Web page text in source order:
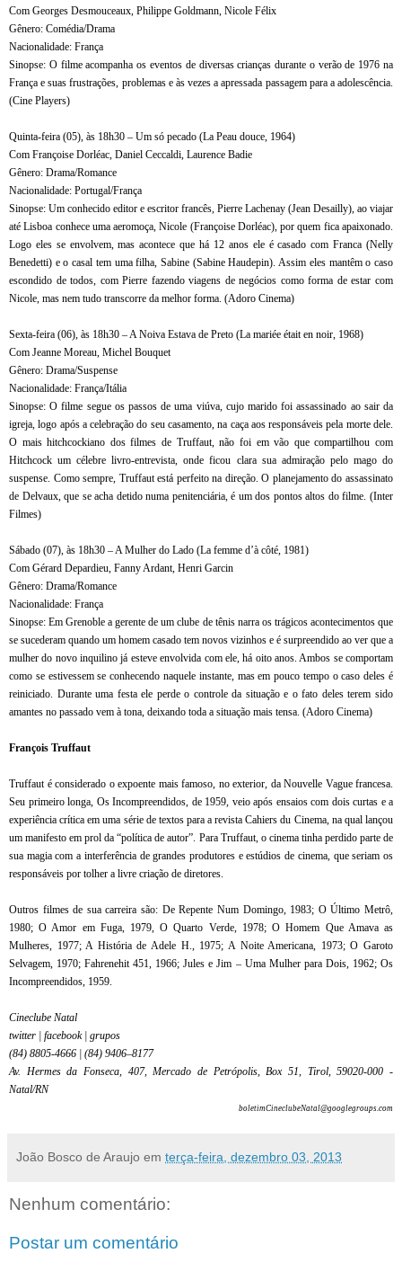
Com Georges Desmouceaux, Philippe Goldmann, Nicole Félix
Gênero: Comédia/Drama
Nacionalidade: França
Sinopse: O filme acompanha os eventos de diversas crianças durante o verão de 1976 na
França e suas frustrações, problemas e às vezes a apressada passagem para a adolescência.
(Cine Players)
Quinta-feira (05), às 18h30 – Um só pecado (La Peau douce, 1964)
Com Françoise Dorléac, Daniel Ceccaldi, Laurence Badie
Gênero: Drama/Romance
Nacionalidade: Portugal/França
Sinopse: Um conhecido editor e escritor francês, Pierre Lachenay (Jean Desailly), ao viajar
até Lisboa conhece uma aeromoça, Nicole (Françoise Dorléac), por quem fica apaixonado.
Logo eles se envolvem, mas acontece que há 12 anos ele é casado com Franca (Nelly
Benedetti) e o casal tem uma filha, Sabine (Sabine Haudepin). Assim eles mantêm o caso
escondido de todos, com Pierre fazendo viagens de negócios como forma de estar com
Nicole, mas nem tudo transcorre da melhor forma. (Adoro Cinema)
Sexta-feira (06), às 18h30 – A Noiva Estava de Preto (La mariée était en noir, 1968)
Com Jeanne Moreau, Michel Bouquet
Gênero: Drama/Suspense
Nacionalidade: França/Itália
Sinopse: O filme segue os passos de uma viúva, cujo marido foi assassinado ao sair da
igreja, logo após a celebração do seu casamento, na caça aos responsáveis pela morte dele.
O mais hitchcockiano dos filmes de Truffaut, não foi em vão que compartilhou com
Hitchcock um célebre livro-entrevista, onde ficou clara sua admiração pelo mago do
suspense. Como sempre, Truffaut está perfeito na direção. O planejamento do assassinato
de Delvaux, que se acha detido numa penitenciária, é um dos pontos altos do filme. (Inter
Filmes)
Sábado (07), às 18h30 – A Mulher do Lado (La femme d’à côté, 1981)
Com Gérard Depardieu, Fanny Ardant, Henri Garcin
Gênero: Drama/Romance
Nacionalidade: França
Sinopse: Em Grenoble a gerente de um clube de tênis narra os trágicos acontecimentos que
se sucederam quando um homem casado tem novos vizinhos e é surpreendido ao ver que a
mulher do novo inquilino já esteve envolvida com ele, há oito anos. Ambos se comportam
como se estivessem se conhecendo naquele instante, mas em pouco tempo o caso deles é
reiniciado. Durante uma festa ele perde o controle da situação e o fato deles terem sido
amantes no passado vem à tona, deixando toda a situação mais tensa. (Adoro Cinema)
François Truffaut
Truffaut é considerado o expoente mais famoso, no exterior, da Nouvelle Vague francesa.
Seu primeiro longa, Os Incompreendidos, de 1959, veio após ensaios com dois curtas e a
experiência crítica em uma série de textos para a revista Cahiers du Cinema, na qual lançou
um manifesto em prol da “política de autor”. Para Truffaut, o cinema tinha perdido parte de
sua magia com a interferência de grandes produtores e estúdios de cinema, que seriam os
responsáveis por tolher a livre criação de diretores.
Outros filmes de sua carreira são: De Repente Num Domingo, 1983; O Último Metrô,
1980; O Amor em Fuga, 1979, O Quarto Verde, 1978; O Homem Que Amava as
Mulheres, 1977; A História de Adele H., 1975; A Noite Americana, 1973; O Garoto
Selvagem, 1970; Fahrenehit 451, 1966; Jules e Jim – Uma Mulher para Dois, 1962; Os
Incompreendidos, 1959.
Cineclube Natal
twitter | facebook | grupos
(84) 8805-4666 | (84) 9406–8177
Av. Hermes da Fonseca, 407, Mercado de Petrópolis, Box 51, Tirol, 59020-000 -
Natal/RN
boletimCineclubeNatal@googlegroups.com
João Bosco de Araujo em terça-feira, dezembro 03, 2013
Nenhum comentário:
Postar um comentário